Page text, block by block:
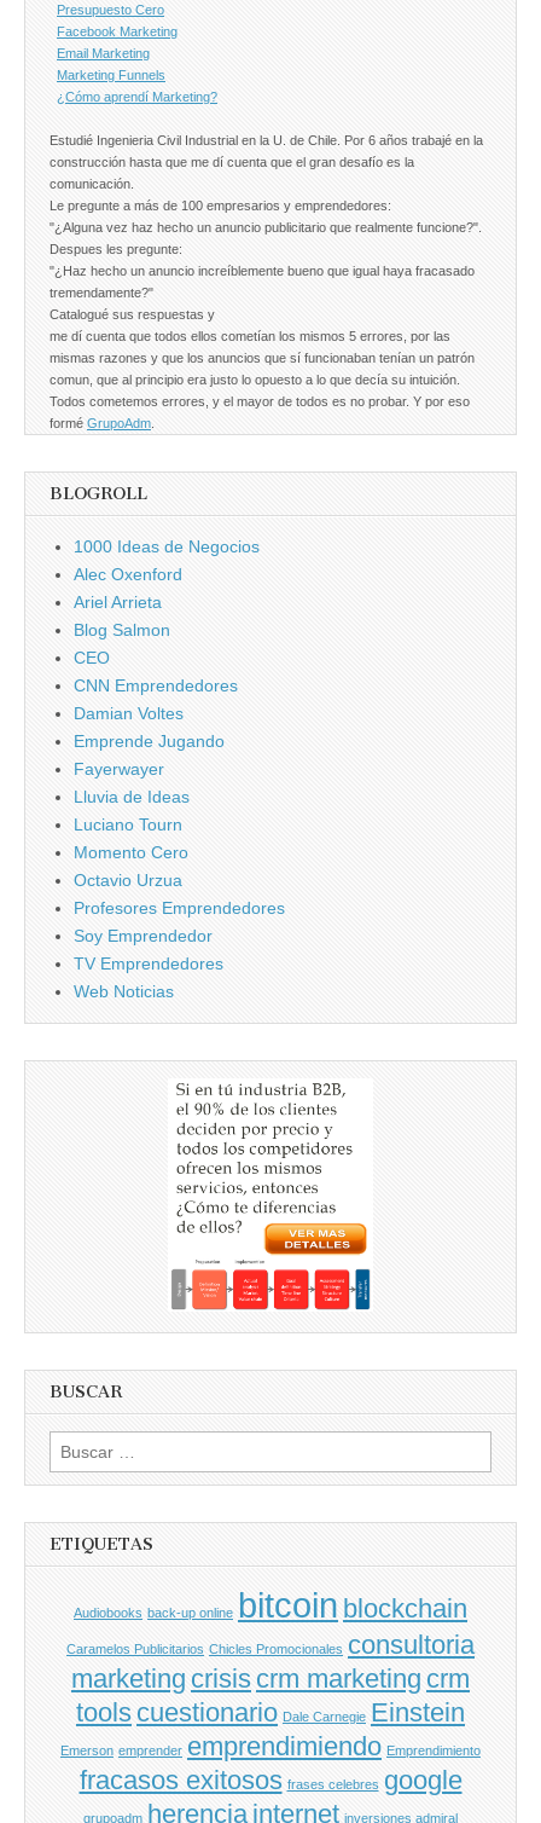
Presupuesto Cero
Facebook Marketing
Email Marketing
Marketing Funnels
¿Cómo aprendí Marketing?
Estudié Ingenieria Civil Industrial en la U. de Chile. Por 6 años trabajé en la
construcción hasta que me dí cuenta que el gran desafío es la
comunicación.
Le pregunte a más de 100 empresarios y emprendedores:
"¿Alguna vez haz hecho un anuncio publicitario que realmente funcione?".
Despues les pregunte:
"¿Haz hecho un anuncio increíblemente bueno que igual haya fracasado
tremendamente?"
Catalogué sus respuestas y
me dí cuenta que todos ellos cometían los mismos 5 errores, por las
mismas razones y que los anuncios que sí funcionaban tenían un patrón
comun, que al principio era justo lo opuesto a lo que decía su intuición.
Todos cometemos errores, y el mayor de todos es no probar. Y por eso
formé GrupoAdm
BLOGROLL
1000 Ideas de Negocios
Alec Oxenford
Ariel Arrieta
Blog Salmon
CEO
CNN Emprendedores
Damian Voltes
Emprende Jugando
Fayerwayer
Lluvia de Ideas
Luciano Tourn
Momento Cero
Octavio Urzua
Profesores Emprendedores
Soy Emprendedor
TV Emprendedores
Web Noticias
BUSCAR
Buscar
por:
ETIQUETAS
Audiobooks back-up online bitcoin blockchain
Caramelos Publicitarios Chicles Promocionales consultoria
marketing crisis crm marketing crm
tools cuestionario Dale Carnegie Einstein
Emerson emprender emprendimiendo Emprendimiento
fracasos exitosos frases celebres google
grupoadm herencia internet inversiones admiral